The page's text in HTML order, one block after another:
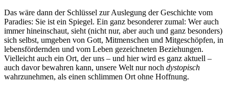
Das wäre dann der Schlüssel zur Auslegung der Geschichte vom
Paradies: Sie ist ein Spiegel. Ein ganz besonderer zumal: Wer auch
immer hineinschaut, sieht (nicht nur, aber auch und ganz besonders)
sich selbst, umgeben von Gott, Mitmenschen und Mitgeschöpfen, in
lebensfördernden und vom Leben gezeichneten Beziehungen.
Vielleicht auch ein Ort, der uns – und hier wird es ganz aktuell –
auch davor bewahren kann, unsere Welt nur noch dystopisch
wahrzunehmen, als einen schlimmen Ort ohne Hoffnung.